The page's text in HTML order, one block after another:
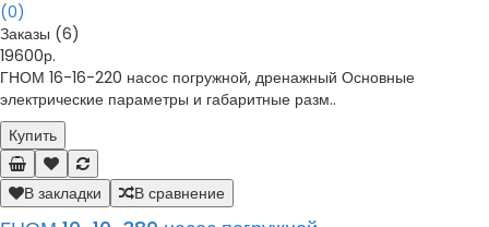
(0)
Заказы (6)
19600р.
ГНОМ 16-16-220 насос погружной, дренажный Основные
электрические параметры и габаритные разм..
Купить
В закладки В сравнение